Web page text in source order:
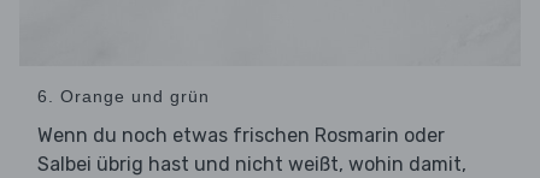
6. Orange und grün
Wenn du noch etwas frischen Rosmarin oder
Salbei übrig hast und nicht weißt, wohin damit,